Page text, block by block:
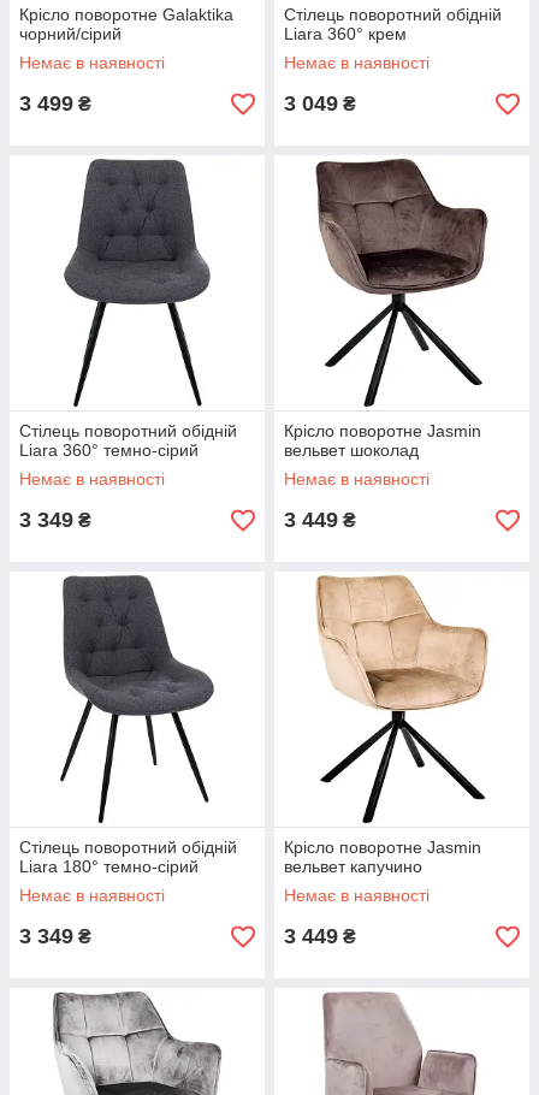
Крісло поворотне Galaktika
чорний/сірий
Немає в наявності
3 499 ₴
Стілець поворотний обідній
Liara 360° крем
Немає в наявності
3 049 ₴
Стілець поворотний обідній
Liara 360° темно-сірий
Немає в наявності
3 349 ₴
Крісло поворотне Jasmin
вельвет шоколад
Немає в наявності
3 449 ₴
Стілець поворотний обідній
Liara 180° темно-сірий
Немає в наявності
3 349 ₴
Крісло поворотне Jasmin
вельвет капучино
Немає в наявності
3 449 ₴